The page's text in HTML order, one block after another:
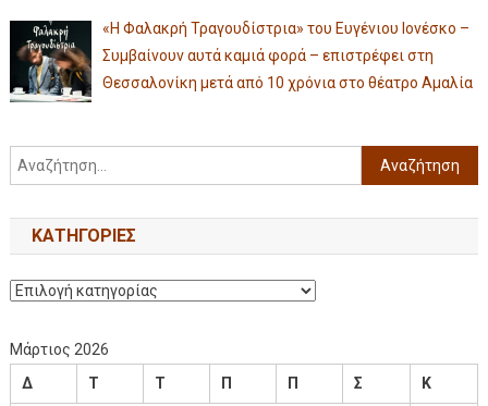
«Η Φαλακρή Τραγουδίστρια» του Ευγένιου Ιονέσκο –
Συμβαίνουν αυτά καμιά φορά – επιστρέφει στη
Θεσσαλονίκη μετά από 10 χρόνια στο θέατρο Αμαλία
KΑΤΗΓΟΡΊΕΣ
Μάρτιος 2026
Δ
Τ Τ Π Π Σ Κ